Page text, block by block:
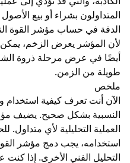
المتداولون بشراء أو بيع
الدقة في حساب مؤشر القوة
لأن المؤشر يعرض الزخم،
أيضًا في عرض مرحلة ذروة
طويلة من الزمن.
ملخص
الآن أنت تعرف كيفية
النسبية بشكل صحيح. يضيف
العملية التحليلية لأي
استخدامه، يجب دمج مؤشر
التحليل الفني الأخرى. إذا كنت